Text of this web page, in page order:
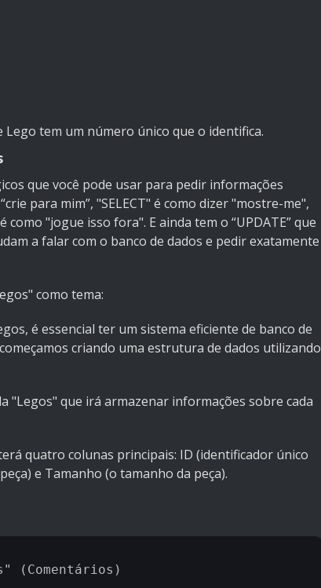
tem um número único que o identifica.
que você pode usar para pedir informações
para mim”, "SELECT" é como dizer "mostre-me",
como "jogue isso fora". E ainda tem o “UPDATE” que
a falar com o banco de dados e pedir exatamente
como tema:
é essencial ter um sistema eficiente de banco de
criando uma estrutura de dados utilizando
"Legos" que irá armazenar informações sobre cada
quatro colunas principais: ID (identificador único
e Tamanho (o tamanho da peça).
(Comentários)